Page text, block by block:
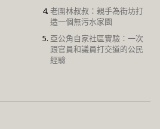
老圍林叔叔：親手為街坊打
造一個無污水家園
亞公角自家社區實驗：一次
跟官員和議員打交道的公民
經驗